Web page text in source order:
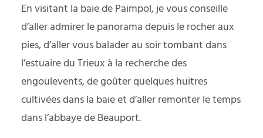
En visitant la baie de Paimpol, je vous conseille
d’aller admirer le panorama depuis le rocher aux
pies, d’aller vous balader au soir tombant dans
l’estuaire du Trieux à la recherche des
engoulevents, de goûter quelques huitres
cultivées dans la baie et d’aller remonter le temps
dans l’abbaye de Beauport.